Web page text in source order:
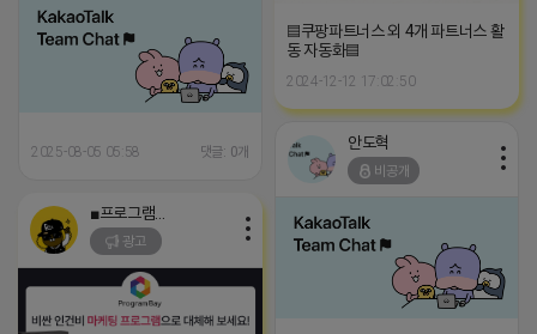
▤쿠팡파트너스 외 4개 파트너스 활
동 자동화▤
2024-12-12 17:02:50
2025-08-05 05:58 댓글: 0개 안도혁
비공개
광고